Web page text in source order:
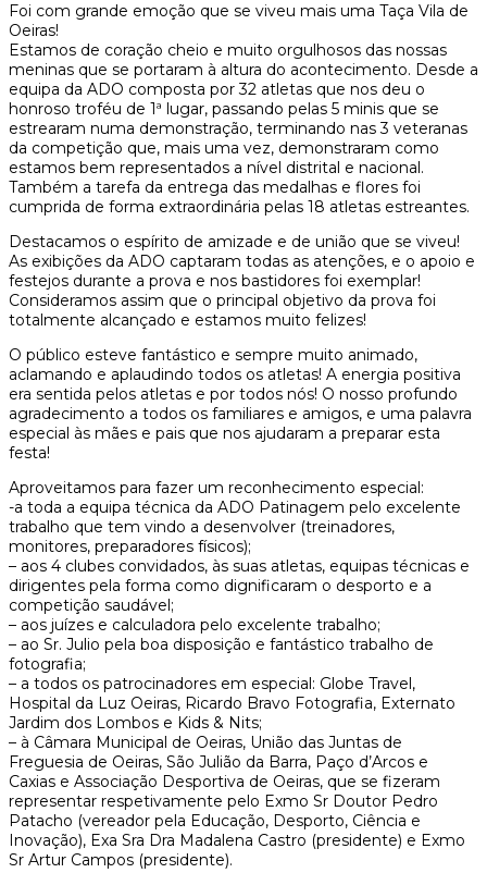
Foi com grande emoção que se viveu mais uma Taça Vila de
Oeiras!
Estamos de coração cheio e muito orgulhosos das nossas
meninas que se portaram à altura do acontecimento. Desde a
equipa da ADO composta por 32 atletas que nos deu o
honroso troféu de 1ª lugar, passando pelas 5 minis que se
estrearam numa demonstração, terminando nas 3 veteranas
da competição que, mais uma vez, demonstraram como
estamos bem representados a nível distrital e nacional.
Também a tarefa da entrega das medalhas e flores foi
cumprida de forma extraordinária pelas 18 atletas estreantes.
Destacamos o espírito de amizade e de união que se viveu!
As exibições da ADO captaram todas as atenções, e o apoio e
festejos durante a prova e nos bastidores foi exemplar!
Consideramos assim que o principal objetivo da prova foi
totalmente alcançado e estamos muito felizes!
O público esteve fantástico e sempre muito animado,
aclamando e aplaudindo todos os atletas! A energia positiva
era sentida pelos atletas e por todos nós! O nosso profundo
agradecimento a todos os familiares e amigos, e uma palavra
especial às mães e pais que nos ajudaram a preparar esta
festa!
Aproveitamos para fazer um reconhecimento especial:
-a toda a equipa técnica da ADO Patinagem pelo excelente
trabalho que tem vindo a desenvolver (treinadores,
monitores, preparadores físicos);
– aos 4 clubes convidados, às suas atletas, equipas técnicas e
dirigentes pela forma como dignificaram o desporto e a
competição saudável;
– aos juízes e calculadora pelo excelente trabalho;
– ao Sr. Julio pela boa disposição e fantástico trabalho de
fotografia;
– a todos os patrocinadores em especial: Globe Travel,
Hospital da Luz Oeiras, Ricardo Bravo Fotografia, Externato
Jardim dos Lombos e Kids & Nits;
– à Câmara Municipal de Oeiras, União das Juntas de
Freguesia de Oeiras, São Julião da Barra, Paço d’Arcos e
Caxias e Associação Desportiva de Oeiras, que se fizeram
representar respetivamente pelo Exmo Sr Doutor Pedro
Patacho (vereador pela Educação, Desporto, Ciência e
Inovação), Exa Sra Dra Madalena Castro (presidente) e Exmo
Sr Artur Campos (presidente).